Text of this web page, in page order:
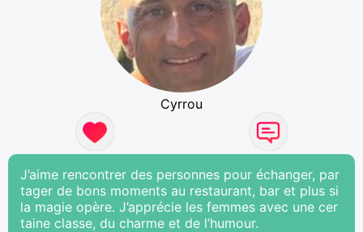
Cyrrou
J’aime rencontrer des personnes pour échanger, par
tager de bons moments au restaurant, bar et plus si
la magie opère. J’apprécie les femmes avec une cer
taine classe, du charme et de l’humour.